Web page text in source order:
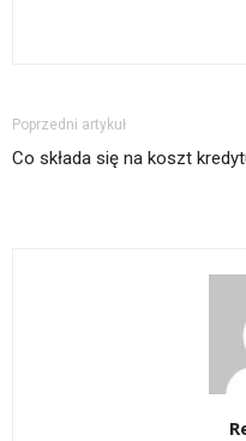
Poprzedni artykuł
Co składa się na koszt